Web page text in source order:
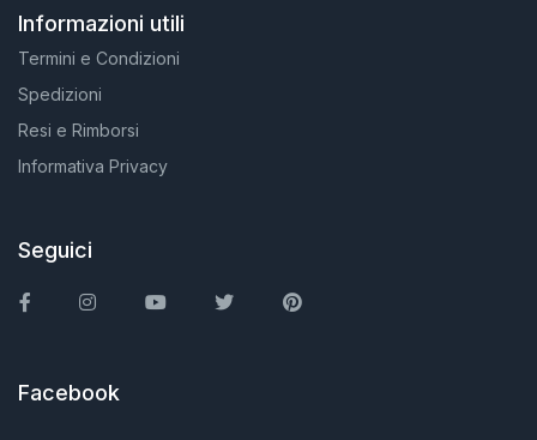
Informazioni utili
Termini e Condizioni
Spedizioni
Resi e Rimborsi
Informativa Privacy
Seguici
FacebookInstagramYou TubeTwitter Pinterest
Facebook